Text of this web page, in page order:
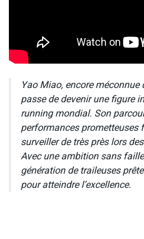
Yao Miao, encore
passe de devenir une figure
running mondial. Son
performances prometteuses
surveiller de très près lors
Avec une ambition sans
génération de traileuses
pour atteindre l’excellence.